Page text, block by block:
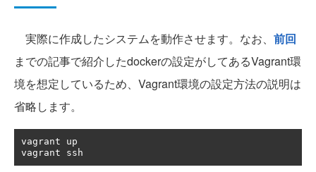
実際に作成したシステムを動作させます。なお、 前回
までの記事で紹介したdockerの設定がしてあるVagrant環
境を想定しているため、Vagrant環境の設定方法の説明は
省略します。
vagrant up
vagrant ssh